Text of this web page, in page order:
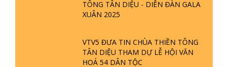
TÔNG TÂN DIỆU - DIỄN ĐÀN GALA
XUÂN 2025
VTV5 ĐƯA TIN CHÙA THIỀN TÔNG
TÂN DIỆU THAM DỰ LỄ HỘI VĂN
HOÁ 54 DÂN TỘC